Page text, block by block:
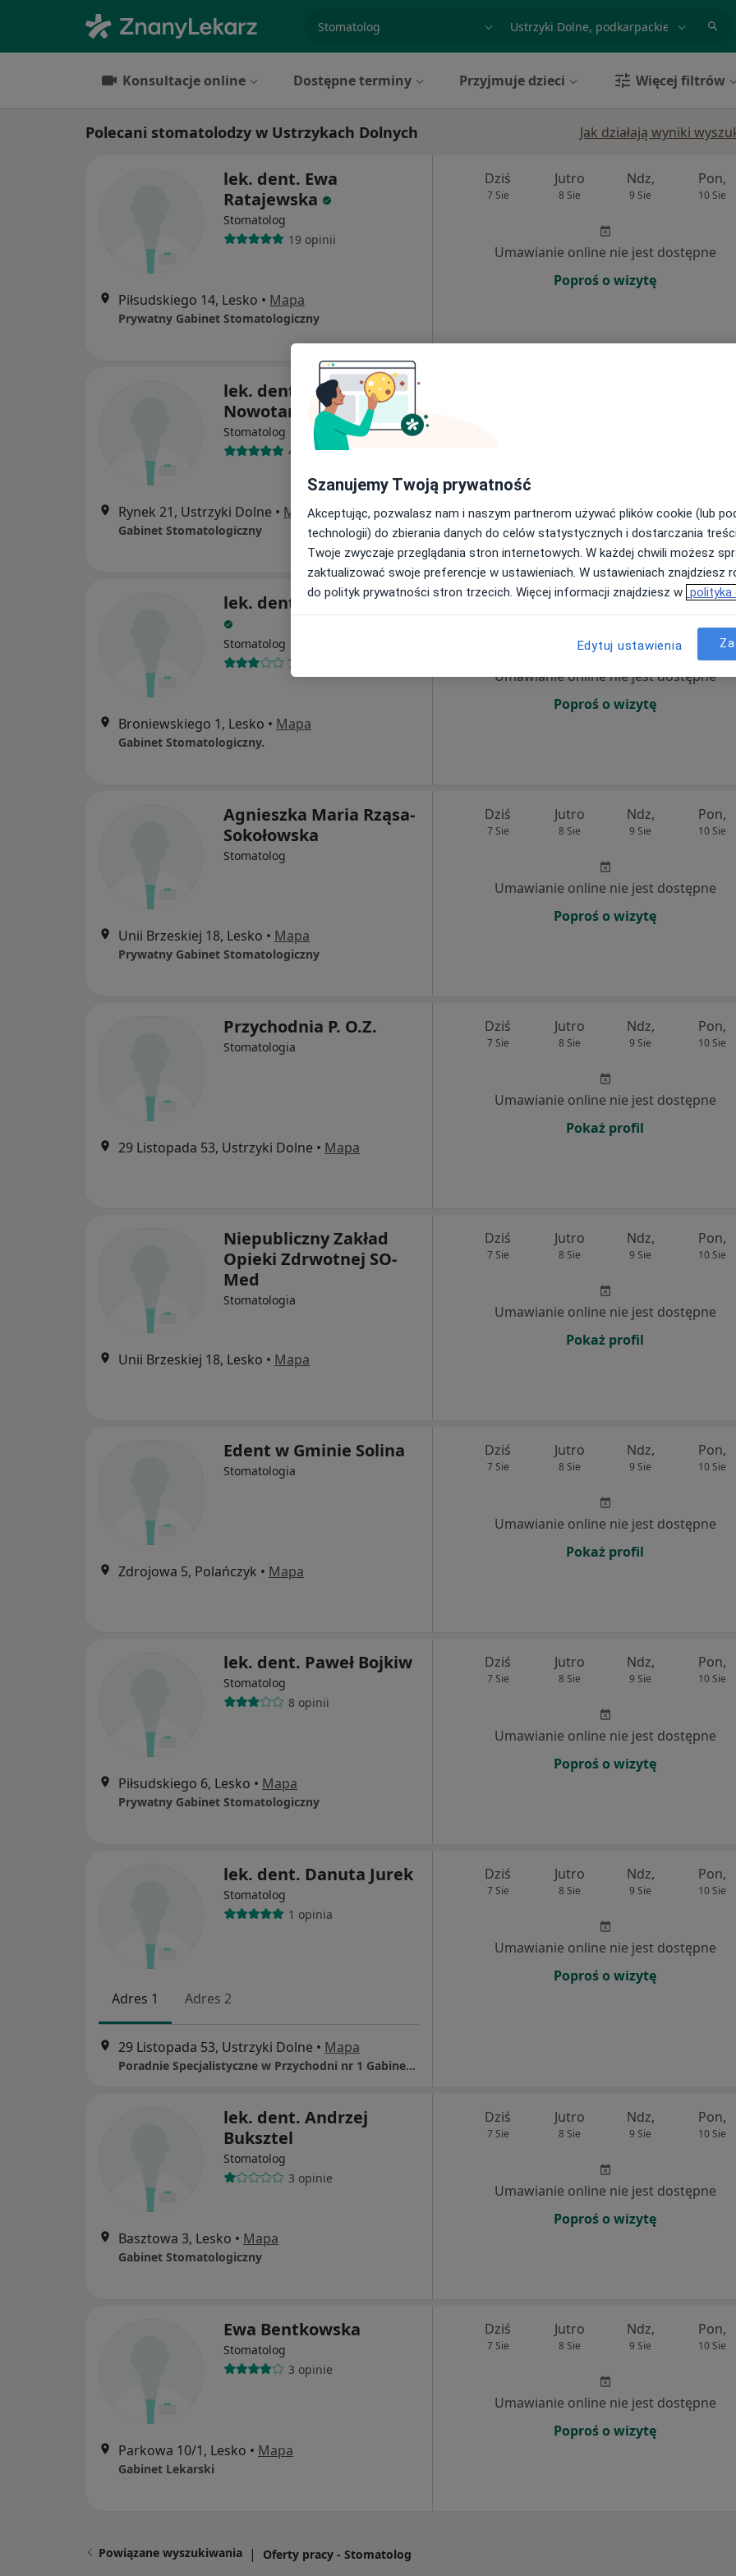
Konsultacje online Dostępne terminy Przyjmuje dzieci Więcej filtrów
Polecani stomatolodzy w Ustrzykach Dolnych Jak działają wyniki
lek. dent. Ewa
Ratajewska
Stomatolog
19 opinii
Piłsudskiego 14, Lesko • Mapa
Prywatny Gabinet Stomatologiczny
Dziś
7 Sie
Jutro
8 Sie
Ndz,
9 Sie
Pon,
10 Sie
Umawianie online nie jest dostępne
Poproś o wizytę
lek. dent. Anita
Nowotarska
Stomatolog
4 opinie
Rynek 21, Ustrzyki Dolne • Mapa
Gabinet Stomatologiczny
lek. dent. Wacław Grześ
Stomatolog
7 opinii
Broniewskiego 1, Lesko • Mapa
Gabinet Stomatologiczny.
Dziś Jutro Ndz, Pon,
Umawianie online nie jest dostępne
Poproś o wizytę
Agnieszka Maria Rząsa-
Sokołowska
Stomatolog
Unii Brzeskiej 18, Lesko • Mapa
Prywatny Gabinet Stomatologiczny
Dziś
7 Sie
Jutro
8 Sie
Ndz,
9 Sie
Pon,
10 Sie
Umawianie online nie jest dostępne
Poproś o wizytę
Przychodnia P. O.Z.
Stomatologia
29 Listopada 53, Ustrzyki Dolne • Mapa
Dziś
7 Sie
Jutro
8 Sie
Ndz,
9 Sie
Pon,
10 Sie
Umawianie online nie jest dostępne
Pokaż profil
Niepubliczny Zakład
Opieki Zdrwotnej SO-
Med
Stomatologia
Unii Brzeskiej 18, Lesko • Mapa
Dziś
7 Sie
Jutro
8 Sie
Ndz,
9 Sie
Pon,
10 Sie
Umawianie online nie jest dostępne
Pokaż profil
Edent w Gminie Solina
Stomatologia
Zdrojowa 5, Polańczyk • Mapa
Dziś
7 Sie
Jutro
8 Sie
Ndz,
9 Sie
Pon,
10 Sie
Umawianie online nie jest dostępne
Pokaż profil
lek. dent. Paweł Bojkiw
Stomatolog
8 opinii
Piłsudskiego 6, Lesko • Mapa
Prywatny Gabinet Stomatologiczny
Dziś
7 Sie
Jutro
8 Sie
Ndz,
9 Sie
Pon,
10 Sie
Umawianie online nie jest dostępne
Poproś o wizytę
lek. dent. Danuta Jurek
Stomatolog
1 opinia
Adres 1 Adres 2
29 Listopada 53, Ustrzyki Dolne • Mapa
Poradnie Specjalistyczne w Przychodni nr 1 Gabinet Stomatologiczny
Dziś
7 Sie
Jutro
8 Sie
Ndz,
9 Sie
Pon,
10 Sie
Umawianie online nie jest dostępne
Poproś o wizytę
lek. dent. Andrzej
Buksztel
Stomatolog
3 opinie
Basztowa 3, Lesko • Mapa
Gabinet Stomatologiczny
Dziś
7 Sie
Jutro
8 Sie
Ndz,
9 Sie
Pon,
10 Sie
Umawianie online nie jest dostępne
Poproś o wizytę
Ewa Bentkowska
Stomatolog
3 opinie
Parkowa 10/1, Lesko • Mapa
Gabinet Lekarski
Dziś
7 Sie
Jutro
8 Sie
Ndz,
9 Sie
Pon,
10 Sie
Umawianie online nie jest dostępne
Poproś o wizytę
Powiązane wyszukiwania | Oferty pracy - Stomatolog
Szanujemy Twoją prywatność
Akceptując, pozwalasz nam i naszym partnerom używać plików cookie (lub
technologii) do zbierania danych do celów statystycznych i dostarczania
Twoje zwyczaje przeglądania stron internetowych. W każdej chwili możesz
zaktualizować swoje preferencje w ustawieniach. W ustawieniach znajdziesz
do polityk prywatności stron trzecich. Więcej informacji znajdziesz w polityka
Edytuj ustawienia